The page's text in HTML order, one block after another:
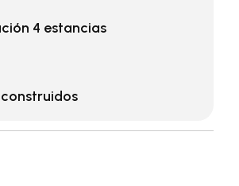
4 estancias
construidos